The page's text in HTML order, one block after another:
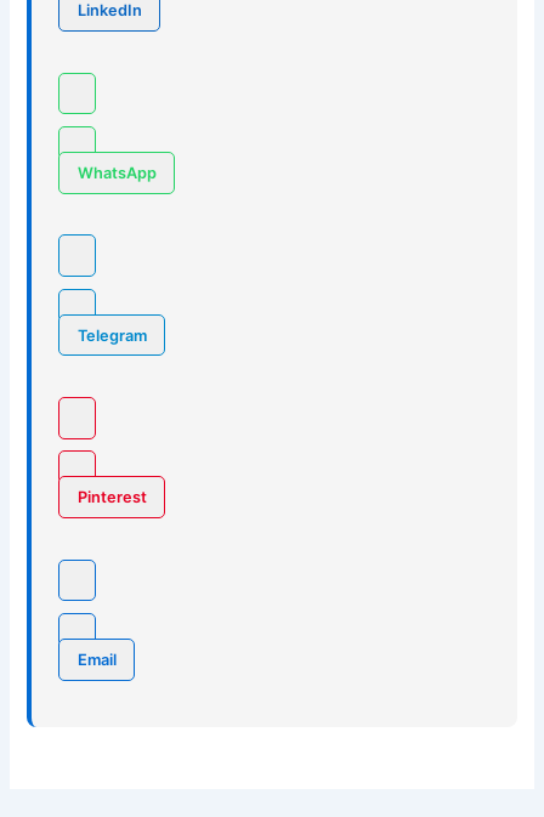
LinkedIn
WhatsApp
Telegram
Pinterest
Email